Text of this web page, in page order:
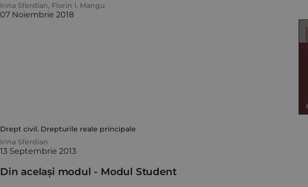
Irina Sferdian, Florin I. Mangu
07 Noiembrie 2018
Drept civil. Drepturile reale principale
Irina Sferdian
13 Septembrie 2013
Din același modul - Modul Student